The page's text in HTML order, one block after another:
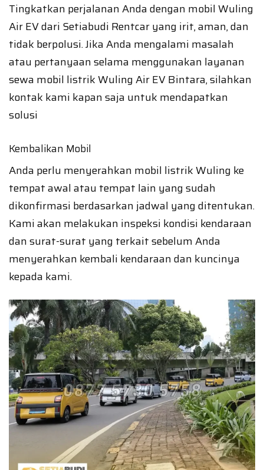
Tingkatkan perjalanan Anda dengan mobil Wuling
Air EV dari Setiabudi Rentcar yang irit, aman, dan
tidak berpolusi. Jika Anda mengalami masalah
atau pertanyaan selama menggunakan layanan
sewa mobil listrik Wuling Air EV Bintara, silahkan
kontak kami kapan saja untuk mendapatkan
solusi
Kembalikan Mobil
Anda perlu menyerahkan mobil listrik Wuling ke
tempat awal atau tempat lain yang sudah
dikonfirmasi berdasarkan jadwal yang ditentukan.
Kami akan melakukan inspeksi kondisi kendaraan
dan surat-surat yang terkait sebelum Anda
menyerahkan kembali kendaraan dan kuncinya
kepada kami.